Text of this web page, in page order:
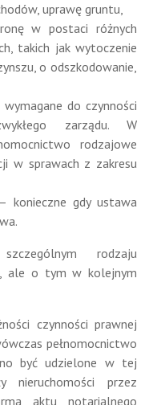
uprawę gruntu,
w postaci różnych
takich jak wytoczenie
o odszkodowanie,
do czynności
zarządu. W
rodzajowe
w sprawach z zakresu
konieczne gdy ustawa
rodzaju
ale o tym w kolejnym
czynności prawnej
pełnomocnictwo
być udzielone w tej
nieruchomości przez
aktu notarialnego